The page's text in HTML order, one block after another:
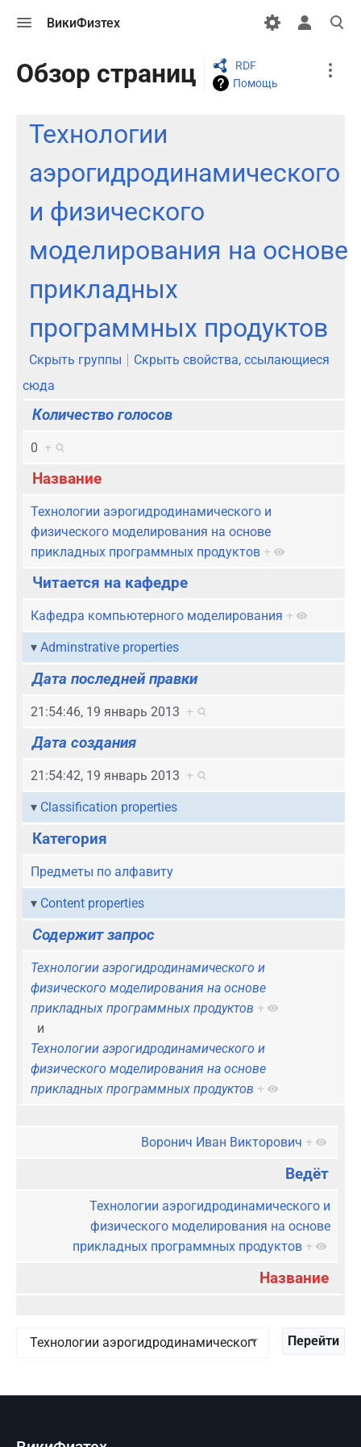
меню
ВикиФизтех
Открыть
поиск
Обзор страниц
RDF
Помощь
More
actions
Технологии
аэрогидродинамического
и физического
моделирования на основе
прикладных
программных продуктов
Скрыть группы
Скрыть свойства, ссылающиеся
сюда
Количество голосов
0 +
Название
Технологии аэрогидродинамического и
физического моделирования на основе
прикладных программных продуктов +
Читается на кафедре
Кафедра компьютерного моделирования +
Adminstrative properties
Дата последней правки
21:54:46, 19 январь 2013 +
Дата создания
21:54:42, 19 январь 2013 +
Classification properties
Категория
Предметы по алфавиту
Content properties
Содержит запрос
Технологии аэрогидродинамического и
физического моделирования на основе
прикладных программных продуктов +
и
Технологии аэрогидродинамического и
физического моделирования на основе
прикладных программных продуктов +
Воронич Иван Викторович +
Ведёт
Технологии аэрогидродинамического и
физического моделирования на основе
прикладных программных продуктов +
Название